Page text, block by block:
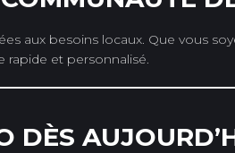
aux besoins locaux. Que vous
rapide et personnalisé.
DÈS